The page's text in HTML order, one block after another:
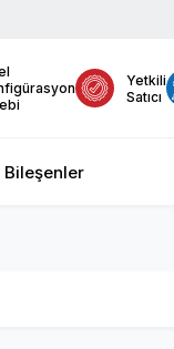
Yetkili
Satıcı
Bileşenler